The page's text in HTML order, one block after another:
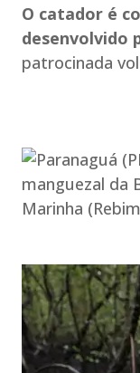
O catador é
desenvolvido
patrocinada